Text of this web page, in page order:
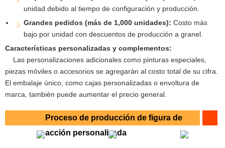
unidad debido al tiempo de configuración y producción.
Grandes pedidos (más de 1,000 unidades): Costo más
bajo por unidad con descuentos de producción a granel.
Características personalizadas y complementos:
Las personalizaciones adicionales como pinturas especiales,
piezas móviles o accesorios se agregarán al costo total de su cifra.
El embalaje único, como cajas personalizadas o envoltura de
marca, también puede aumentar el precio general.
Proceso de producción de figura de
acción personalizada